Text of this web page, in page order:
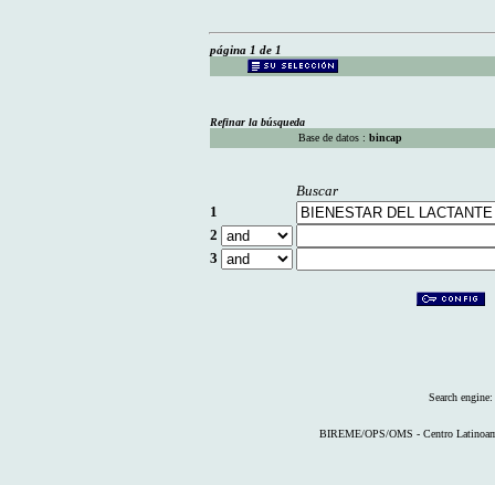
página 1 de 1
Refinar la búsqueda
Base de datos : bincap
Buscar
1
2
3
Search engine:
BIREME/OPS/OMS - Centro